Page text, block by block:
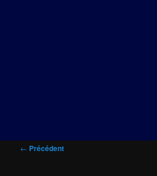
Navigation
← Précédent